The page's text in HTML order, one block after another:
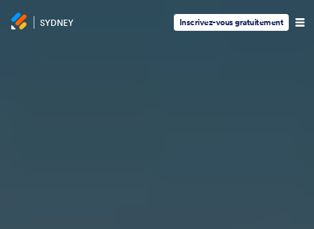
SYDNEY Inscrivez-vous gratuitement